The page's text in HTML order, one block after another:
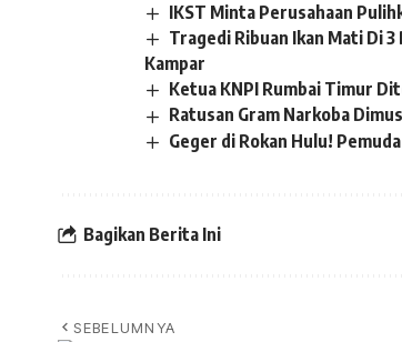
IKST Minta Perusahaan
Tragedi Ribuan Ikan Mati Di
Kampar
Ketua KNPI Rumbai Timur
Ratusan Gram Narkoba
Geger di Rokan Hulu!
Bagikan Berita Ini
SEBELUMNYA